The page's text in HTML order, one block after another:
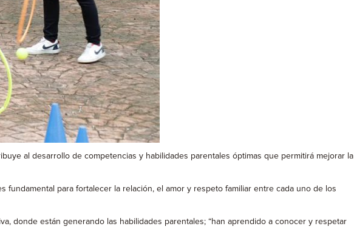
al desarrollo de competencias y habilidades parentales óptimas que permitirá mejorar la
para fortalecer la relación, el amor y respeto familiar entre cada uno de los
donde están generando las habilidades parentales; “han aprendido a conocer y respetar